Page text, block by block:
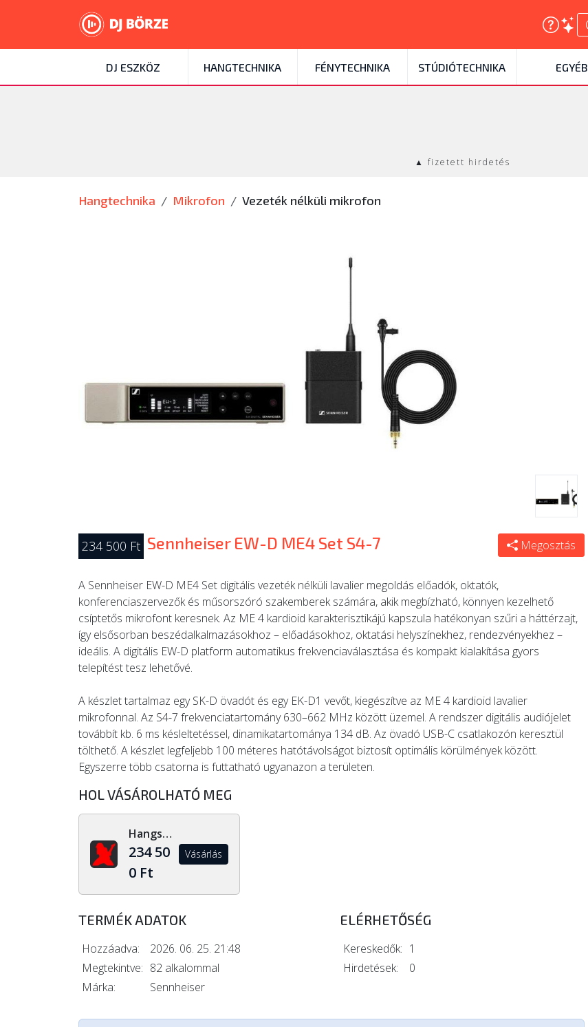
DJ ESZKÖZ HANGTECHNIKA FÉNYTECHNIKA STÚDIÓTECHNIKA EGYÉB
▲ fizetett hirdetés
Hangtechnika Mikrofon Vezeték nélküli mikrofon
234 500 Ft Sennheiser EW-D ME4 Set S4-7 Megosztás
A Sennheiser EW-D ME4 Set digitális vezeték nélküli lavalier megoldás előadók, oktatók,
konferenciaszervezők és műsorszóró szakemberek számára, akik megbízható, könnyen kezelhető
csíptetős mikrofont keresnek. Az ME 4 kardioid karakterisztikájú kapszula hatékonyan szűri a háttérzajt,
így elsősorban beszédalkalmazásokhoz – előadásokhoz, oktatási helyszínekhez, rendezvényekhez –
ideális. A digitális EW-D platform automatikus frekvenciaválasztása és kompakt kialakítása gyors
telepítést tesz lehetővé.
A készlet tartalmaz egy SK-D övadót és egy EK-D1 vevőt, kiegészítve az ME 4 kardioid lavalier
mikrofonnal. Az S4-7 frekvenciatartomány 630–662 MHz között üzemel. A rendszer digitális audiójelet
továbbít kb. 6 ms késleltetéssel, dinamikatartománya 134 dB. Az övadó USB-C csatlakozón keresztül
tölthető. A készlet legfeljebb 100 méteres hatótávolságot biztosít optimális körülmények között.
Egyszerre több csatorna is futtatható ugyanazon a területen.
HOL VÁSÁROLHATÓ MEG
Hangszerdiszkont.hu
234 50
0 Ft
Vásárlás
TERMÉK ADATOK
Hozzáadva:
2026. 06. 25. 21:48
Megtekintve: 82 alkalommal
Márka:
Sennheiser
ELÉRHETŐSÉG
Kereskedők: 1
Hirdetések:
0